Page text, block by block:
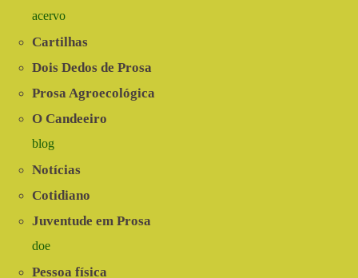
acervo
Cartilhas
Dois Dedos de Prosa
Prosa Agroecológica
O Candeeiro
blog
Notícias
Cotidiano
Juventude em Prosa
doe
Pessoa física